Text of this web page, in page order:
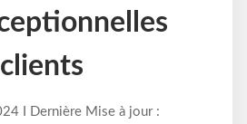
I Dernière Mise à jour :